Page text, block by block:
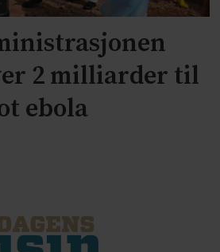
2 milliarder til
ebola